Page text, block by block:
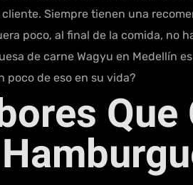
Siempre tienen una
poco, al final de la comida, no
de carne Wagyu en Medellín
poco de eso en su vida?